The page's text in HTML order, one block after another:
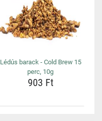
Lédús barack - Cold Brew 15
perc, 10g
903 Ft